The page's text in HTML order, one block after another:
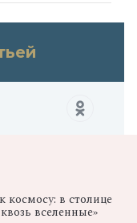
в столице
вселенные»